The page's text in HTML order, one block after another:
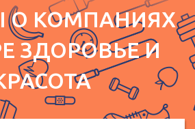
О КОМПАНИЯХ
ЗДОРОВЬЕ И